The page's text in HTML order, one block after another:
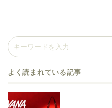
よく読まれている記事